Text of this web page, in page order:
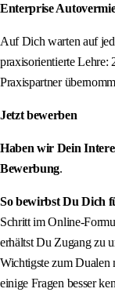
Enterprise
Auf Dich warten auf
praxisorientierte Lehre:
Praxispartner
Jetzt bewerben
Haben wir Dein
Bewerbung.
So bewirbst Du Dich
Schritt im Online-
erhältst Du Zugang zu
Wichtigste zum
einige Fragen besser